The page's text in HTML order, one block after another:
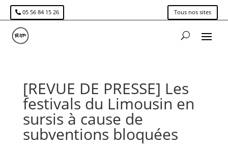
05 56 84 15 26 Tous nos sites
[REVUE DE PRESSE] Les
festivals du Limousin en
sursis à cause de
subventions bloquées